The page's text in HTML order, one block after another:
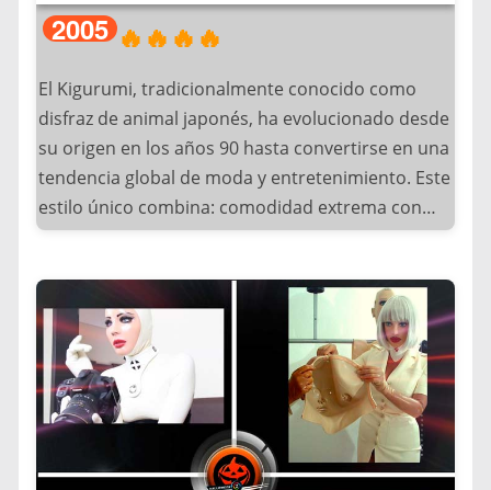
Por otro lado, cabe destacar que para el caso de
los hombres el uso es muy regular. Sin embargo,
generalmente se apropian de atuendos como:
Gigolós y Strippers.
Curiosamente, la comunidad Brony revolucionó
esta dinámica al introducir disfraces elaborados
de ponis antropomórficos, demostrando que
como sobre provocación. Este movimiento,
aunque inicialmente nicho, terminó siendo
cubierto por medios como CNN y The New York
Times, probando su impacto cultural innegable.
2005 🔥🔥🔥🔥
El Kigurumi, tradicionalmente conocido como
disfraz de animal japonés, ha evolucionado desde
su origen en los años 90 hasta convertirse en una
tendencia global de moda y entretenimiento. Este
estilo único combina: comodidad extrema con
diseño llamativo, materiales suaves como felpa y
capuchas con rasgos animales detallados.
Originalmente desarrollado para:
– Promociones comerciales en Japón
– Personajes de parques temáticos
– Actores de shows infantiles